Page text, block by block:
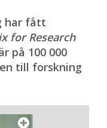
har fått
for Research
på 100 000
till forskning